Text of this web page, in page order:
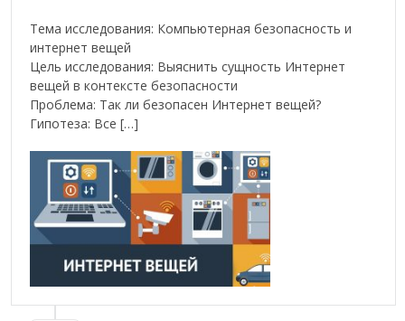
Тема исследования: Компьютерная безопасность и
интернет вещей
Цель исследования: Выяснить сущность Интернет
вещей в контексте безопасности
Проблема: Так ли безопасен Интернет вещей?
Гипотеза: Все […]